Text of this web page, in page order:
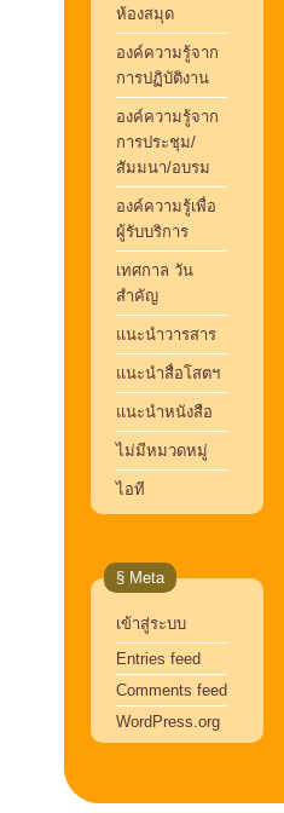
ห้องสมุด
องค์ความรู้จาก
การปฏิบัติงาน
องค์ความรู้จาก
การประชุม/
สัมมนา/อบรม
องค์ความรู้เพื่อ
ผู้รับบริการ
เทศกาล วัน
สำคัญ
แนะนำวารสาร
แนะนำสื่อโสตฯ
แนะนำหนังสือ
ไม่มีหมวดหมู่
ไอที
§ Meta
เข้าสู่ระบบ
Entries feed
Comments feed
WordPress.org